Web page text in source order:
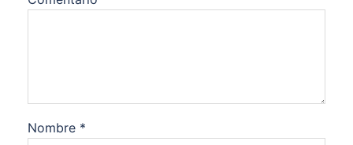
Nombre *